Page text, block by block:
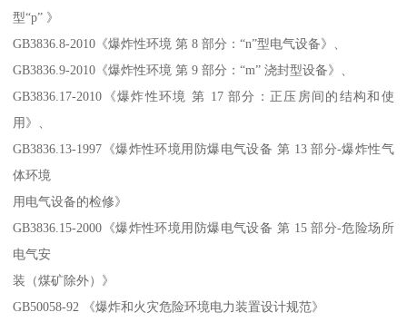
型“p” 》
GB3836.8-2010《爆炸性环境 第 8 部分：“n”型电气设备》、
GB3836.9-2010《爆炸性环境 第 9 部分：“m” 浇封型设备》、
GB3836.17-2010《爆炸性环境 第 17 部分：正压房间的结构和使
用》、
GB3836.13-1997《爆炸性环境用防爆电气设备 第 13 部分-爆炸性气
体环境
用电气设备的检修》
GB3836.15-2000《爆炸性环境用防爆电气设备 第 15 部分-危险场所
电气安
装（煤矿除外）》
GB50058-92 《爆炸和火灾危险环境电力装置设计规范》